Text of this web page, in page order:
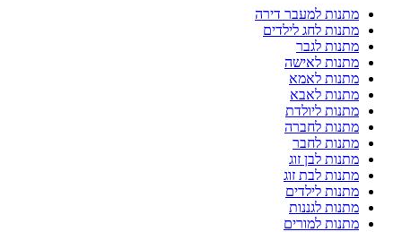
מתנות למעבר דירה
מתנות לחג לילדים
מתנות לגבר
מתנות לאישה
מתנות לאמא
מתנות לאבא
מתנות ליולדת
מתנות לחברה
מתנות לחבר
מתנות לבן זוג
מתנות לבת זוג
מתנות לילדים
מתנות לגננות
מתנות למורים